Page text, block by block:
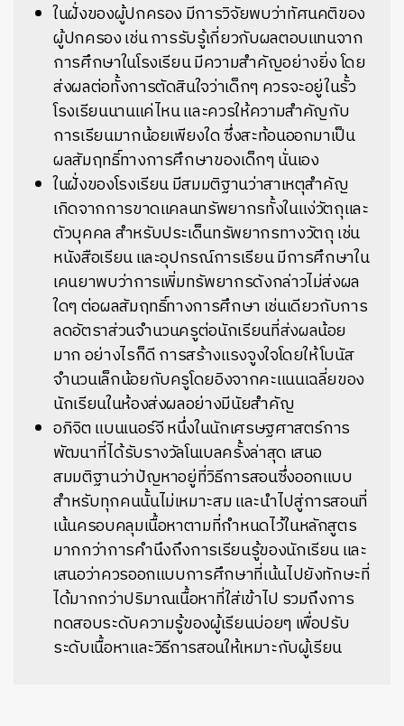
ในฝั่งของผู้ปกครอง มีการวิจัยพบว่าทัศนคติของ
ผู้ปกครอง เช่น การรับรู้เกี่ยวกับผลตอบแทนจาก
การศึกษาในโรงเรียน มีความสำคัญอย่างยิ่ง โดย
ส่งผลต่อทั้งการตัดสินใจว่าเด็กๆ ควรจะอยู่ในรั้ว
โรงเรียนนานแค่ไหน และควรให้ความสำคัญกับ
การเรียนมากน้อยเพียงใด ซึ่งสะท้อนออกมาเป็น
ผลสัมฤทธิ์ทางการศึกษาของเด็กๆ นั่นเอง
ในฝั่งของโรงเรียน มีสมมติฐานว่าสาเหตุสำคัญ
เกิดจากการขาดแคลนทรัพยากรทั้งในแง่วัตถุและ
ตัวบุคคล สำหรับประเด็นทรัพยากรทางวัตถุ เช่น
หนังสือเรียน และอุปกรณ์การเรียน มีการศึกษาใน
เคนยาพบว่าการเพิ่มทรัพยากรดังกล่าวไม่ส่งผล
ใดๆ ต่อผลสัมฤทธิ์ทางการศึกษา เช่นเดียวกับการ
ลดอัตราส่วนจำนวนครูต่อนักเรียนที่ส่งผลน้อย
มาก อย่างไรก็ดี การสร้างแรงจูงใจโดยให้โบนัส
จำนวนเล็กน้อยกับครูโดยอิงจากคะแนนเฉลี่ยของ
นักเรียนในห้องส่งผลอย่างมีนัยสำคัญ
อภิจิต แบนเนอร์จี หนึ่งในนักเศรษฐศาสตร์การ
พัฒนาที่ได้รับรางวัลโนเบลครั้งล่าสุด เสนอ
สมมติฐานว่าปัญหาอยู่ที่วิธีการสอนซึ่งออกแบบ
สำหรับทุกคนนั้นไม่เหมาะสม และนำไปสู่การสอนที่
เน้นครอบคลุมเนื้อหาตามที่กำหนดไว้ในหลักสูตร
มากกว่าการคำนึงถึงการเรียนรู้ของนักเรียน และ
เสนอว่าควรออกแบบการศึกษาที่เน้นไปยังทักษะที่
ได้มากกว่าปริมาณเนื้อหาที่ใส่เข้าไป รวมถึงการ
ทดสอบระดับความรู้ของผู้เรียนบ่อยๆ เพื่อปรับ
ระดับเนื้อหาและวิธีการสอนให้เหมาะกับผู้เรียน